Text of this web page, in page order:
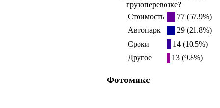
грузоперевозке?
Стоимость
77 (57.9%)
Автопарк
29 (21.8%)
Сроки
14 (10.5%)
Другое
13 (9.8%)
Фотомикс